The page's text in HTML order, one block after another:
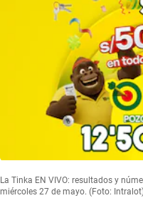
La Tinka EN VIVO: resultados y
miércoles 27 de mayo. (Foto: